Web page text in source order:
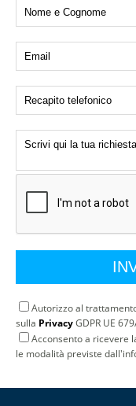
Autorizzo al
sulla PrivacyGDPR UE
Acconsento a ricevere
le modalità previste